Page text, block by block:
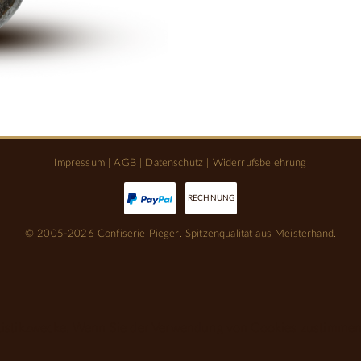
Impressum|AGB| Datenschutz Widerrufsbelehrung
RECHNUNG
© 2005-2026 Confiserie Pieger. Spitzenqualität aus Meisterhand.